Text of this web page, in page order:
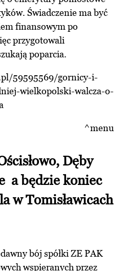
Świadczenie ma być
finansowym po
przygotowali
poparcia.
59595569/gornicy-i-
wielkopolski-walcza-o-
^menu
Dęby
a będzie koniec
w Tomisławicach
bój spółki ZE PAK
wspieranych przez